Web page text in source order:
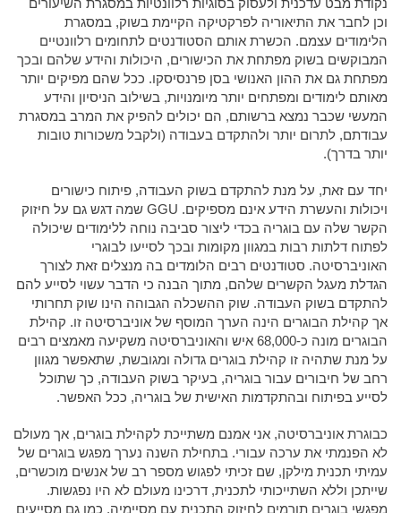
וכן לחבר את התיאוריה לפרקטיקה הקיימת בשוק, במסגרת
הלימודים עצמם. הכשרת אותם הסטודנטים לתחומים רלוונטיים
המבוקשים בשוק מפתחת את הכישורים, היכולות והידע שלהם ובכך
מפתחת גם את ההון האנושי בסן פרנסיסקו. ככל שהם מפיקים יותר
מאותם לימודים ומפתחים יותר מיומנויות, בשילוב הניסיון והידע
המעשי שכבר נמצא ברשותם, הם יכולים להפיק את המרב במסגרת
עבודתם, לתרום יותר ולהתקדם בעבודה (ולקבל משכורות טובות
יותר בדרך).
יחד עם זאת, על מנת להתקדם בשוק העבודה, פיתוח כישורים
ויכולות והעשרת הידע אינם מספיקים. GGU שמה דגש גם על חיזוק
הקשר שלה עם בוגריה בכדי ליצור סביבה נוחה ללימודים שיכולה
לפתוח דלתות רבות במגוון מקומות ובכך לסייעו לבוגרי
האוניברסיטה. סטודנטים רבים הלומדים בה מנצלים זאת לצורך
הגדלת מעגל הקשרים שלהם, מתוך הבנה כי הדבר עשוי לסייע להם
להתקדם בשוק העבודה. שוק ההשכלה הגבוהה הינו שוק תחרותי
אך קהילת הבוגרים הינה הערך המוסף של אוניברסיטה זו. קהילת
הבוגרים מונה כ-68,000 איש והאוניברסיטה משקיעה מאמצים רבים
על מנת שתהיה זו קהילת בוגרים גדולה ומגובשת, שתאפשר מגוון
רחב של חיבורים עבור בוגריה, בעיקר בשוק העבודה, כך שתוכל
לסייע בפיתוח ובהתקדמות האישית של בוגריה, ככל האפשר.
כבוגרת אוניברסיטה, אני אמנם משתייכת לקהילת בוגרים, אך מעולם
לא הפנמתי את ערכה עבורי. בתחילת השנה נערך מפגש בוגרים של
עמיתי תכנית מילקן, שם זכיתי לפגוש מספר רב של אנשים מוכשרים,
שייתכן וללא השתייכותי לתכנית, דרכינו מעולם לא היו נפגשות.
מפגשי בוגרים תורמים לחיזוק התכנית עם מסיימיה, כמו גם מסייעים